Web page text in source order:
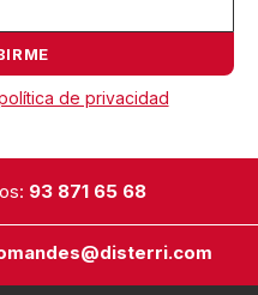
de privacidad
93 871 65 68